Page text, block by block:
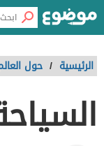
الرئيسية / حول